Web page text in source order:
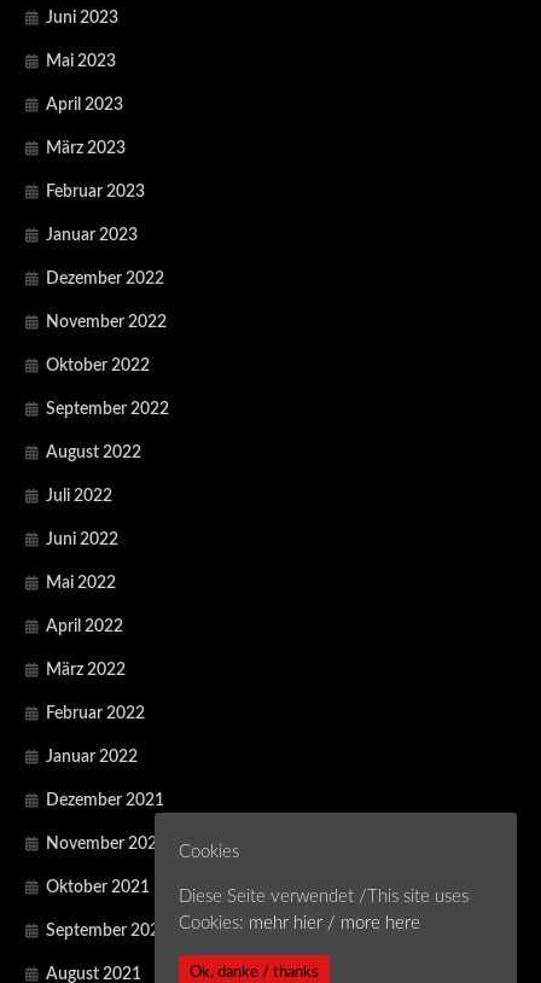
Juni 2023
Mai 2023
April 2023
März 2023
Februar 2023
Januar 2023
Dezember 2022
November 2022
Oktober 2022
September 2022
August 2022
Juli 2022
Juni 2022
Mai 2022
April 2022
März 2022
Februar 2022
Januar 2022
Dezember 2021
November 2021
Oktober 2021
September 2021
August 2021
Cookies
Diese Seite verwendet /This site uses
Cookies: mehr hier / more here
Ok, danke / thanks